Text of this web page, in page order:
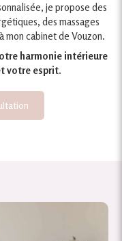
je propose des
des massages
cabinet de Vouzon.
harmonie intérieure
votre esprit.